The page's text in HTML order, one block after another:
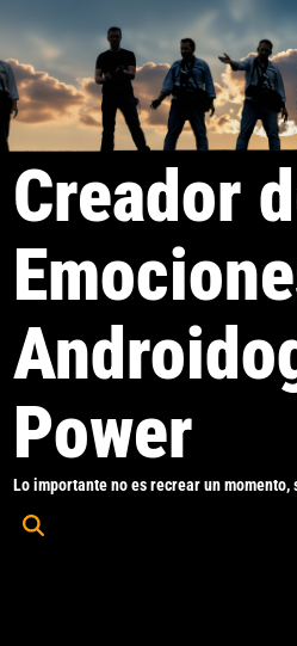
al
contenido
Creador
Power
Lo importante no es recrear un
Abrir